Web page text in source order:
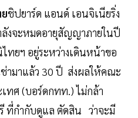
ชิปยาร์ด แอนด์ เอนจิเนียริ่ง
ลังจะหมดอายุสัญญาภายในปี
ทยฯ อยู่ระหว่างเดินหน้าขอ
มาแล้ว 30 ปี ส่งผลให้คณะ
เทศ (บอร์ดกทท.) ไม่กล้า
ที่กำกับดูแล ตัดสิน ว่าจะมี